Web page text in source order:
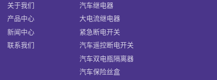
关于我们
产品中心
新闻中心
联系我们
汽车继电器
大电流继电器
紧急断电开关
汽车遥控断电开关
汽车双电瓶隔离器
汽车保险丝盒